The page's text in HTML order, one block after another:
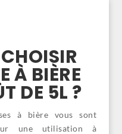
À BIÈRE
DE 5L ?
à bière vous sont
une utilisation à